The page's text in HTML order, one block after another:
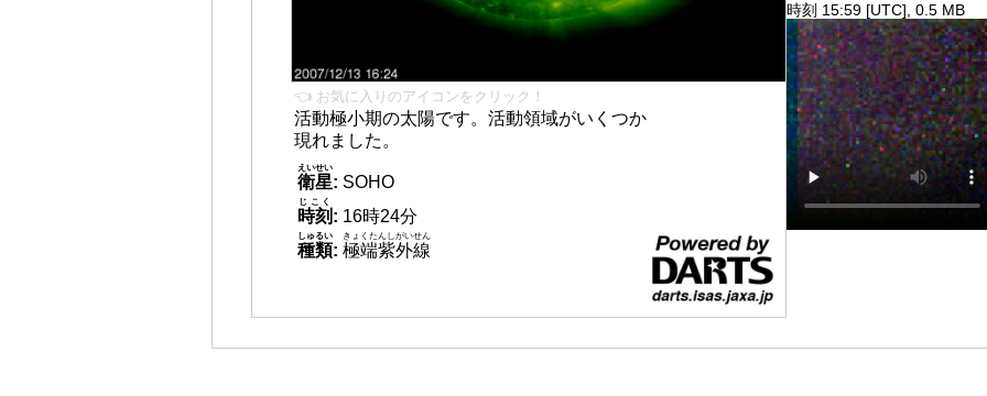
👈 お気に入りのアイコンをクリック！
活動極小期の太陽です。活動領域がいくつか
現れました。
衛星
えいせい
: SOHO
時刻
じこく
: 16時24分
種類
しゅるい
: 極端紫外線
きょくたんしがいせん
時刻 15:59 [UTC], 0.5 MB